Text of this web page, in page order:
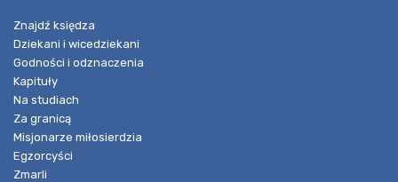
Znajdź księdza
Dziekani i wicedziekani
Godności i odznaczenia
Kapituły
Na studiach
Za granicą
Misjonarze miłosierdzia
Egzorcyści
Zmarli